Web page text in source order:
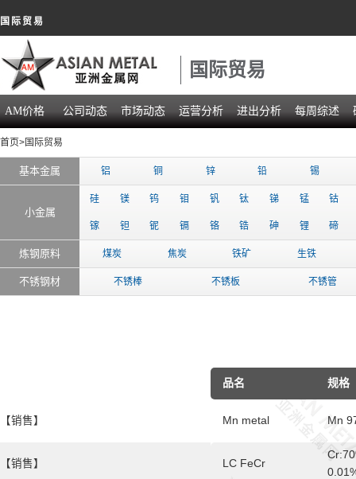
国际贸易
国际贸易
AM价格 公司动态 市场动态 运营分析 进出分析 每周综述
首页>国际贸易
基本金属 铝 铜 锌 铅 锡
小金属
硅 镁 钨 钼 钒 钛 锑 锰 钴
镓 钽 铌 镉 铬 锆 砷 锂 碲
炼钢原料 煤炭 焦炭 铁矿 生铁
不锈钢材 不锈棒 不锈板 不锈管
【销售】
【销售】
品名 规格
Mn metal Mn
LC FeCr